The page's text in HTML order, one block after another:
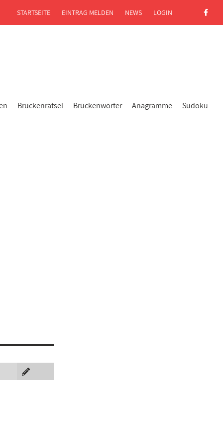
Brückenrätsel Brückenwörter Anagramme Sudoku
STARTSEITE EINTRAG MELDEN NEWS LOGIN